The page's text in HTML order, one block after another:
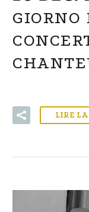
LIRE